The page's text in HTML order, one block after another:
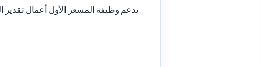
تدعم وظيفة المسعر الأول أعمال تقدير